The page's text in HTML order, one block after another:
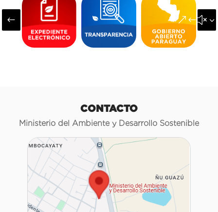
#
CONTACTO
Ministerio del Ambiente y Desarrollo Sostenible